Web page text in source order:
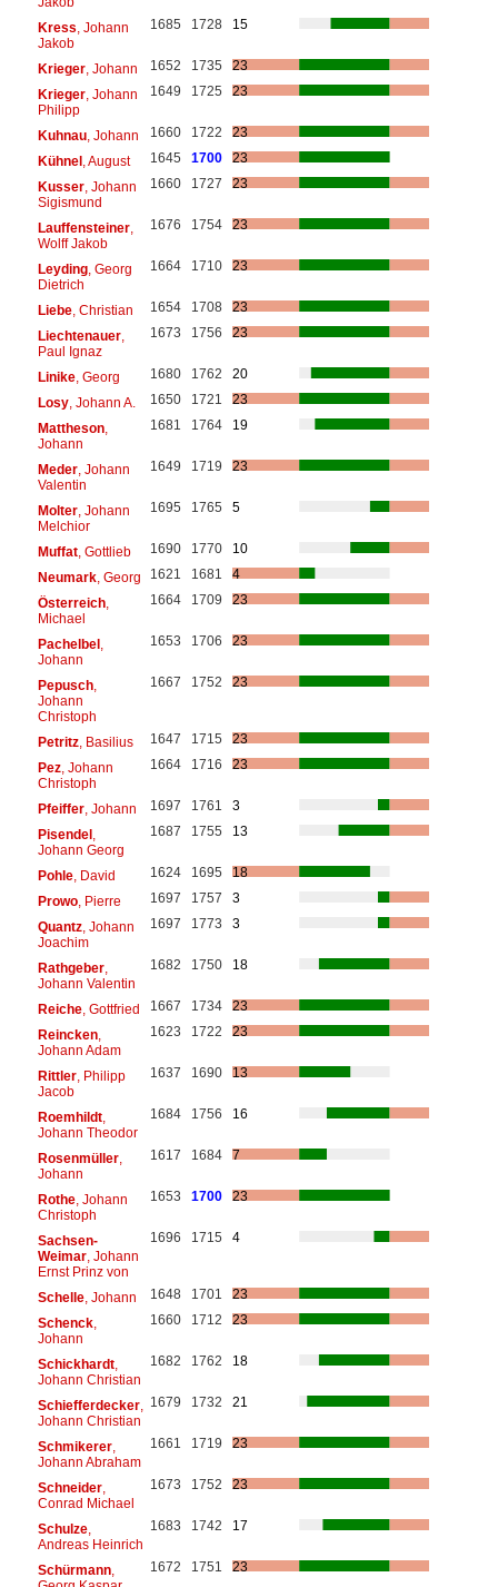
Kress , Johann
Jakob
1685 1728 15
Krieger, Johann 1652 1735
23
Krieger, Johann
Philipp
1649 1725 23
Kuhnau, Johann 1660 1722
23
Kühnel, August 1645 1700
23
Kusser, Johann
Sigismund
1660 1727 23
Lauffensteiner,
Wolff Jakob
1676 1754 23
Leyding, Georg
Dietrich
1664 1710 23
Liebe, Christian 1654 1708
23
Liechtenauer,
Paul Ignaz
1673 1756 23
Linike, Georg 1680 1762
20
Losy, Johann A. 1650 1721
23
Mattheson,
Johann
1681 1764 19
Meder, Johann
Valentin
1649 1719 23
Molter, Johann
Melchior
1695 1765 5
Muffat, Gottlieb 1690 1770
10
Neumark, Georg 1621 1681
4
Österreich,
Michael
1664 1709 23
Pachelbel,
Johann
1653 1706 23
Pepusch,
Johann
Christoph
1667 1752 23
Petritz, Basilius 1647 1715
23
Pez, Johann
Christoph
1664 1716 23
Pfeiffer, Johann 1697 1761
3
Pisendel,
Johann Georg
1687 1755 13
Pohle, David 1624 1695
18
Prowo, Pierre 1697 1757
3
Quantz, Johann
Joachim
1697 1773 3
Rathgeber,
Johann Valentin
1682 1750 18
Reiche, Gottfried 1667 1734
23
Reincken,
Johann Adam
1623 1722 23
Rittler, Philipp
Jacob
1637 1690 13
Roemhildt,
Johann Theodor
1684 1756 16
Rosenmüller,
Johann
1617 1684 7
Rothe, Johann
Christoph
1653 1700 23
Sachsen-
Weimar, Johann
Ernst Prinz von
1696 1715 4
Schelle, Johann 1648 1701
23
Schenck,
Johann
1660 1712 23
Schickhardt,
Johann Christian
1682 1762 18
Schiefferdecker,
Johann Christian
1679 1732 21
Schmikerer,
Johann Abraham
1661 1719 23
Schneider,
Conrad Michael
1673 1752 23
Schulze,
Andreas Heinrich
1683 1742 17
Schürmann,
1672 1751 23